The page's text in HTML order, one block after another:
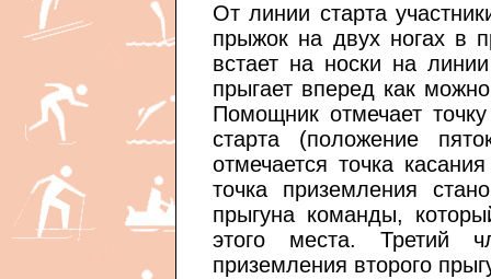
От линии старта
прыжок на двух ногах в
встает на носки на
прыгает вперед как
Помощник отмечает
старта (положение
отмечается точка
точка приземления
прыгуна команды,
этого места. Третий
приземления второго